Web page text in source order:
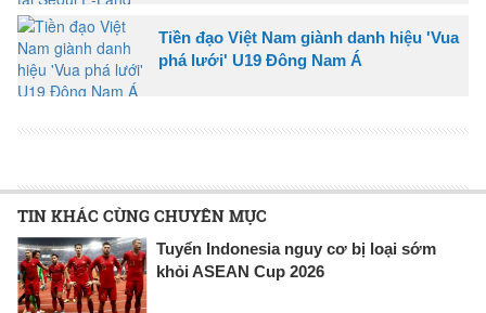
Tiền đạo Việt Nam giành danh hiệu 'Vua
phá lưới' U19 Đông Nam Á
TIN KHÁC CÙNG CHUYÊN MỤC
Tuyển Indonesia nguy cơ bị loại sớm
khỏi ASEAN Cup 2026